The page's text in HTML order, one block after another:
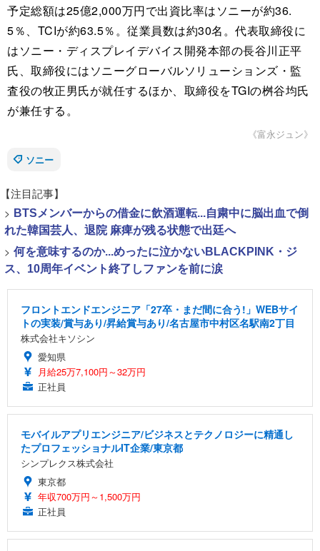
予定総額は25億2,000万円で出資比率はソニーが約36.
5％、TCIが約63.5％。従業員数は約30名。代表取締役に
はソニー・ディスプレイデバイス開発本部の長谷川正平
氏、取締役にはソニーグローバルソリューションズ・監
査役の牧正男氏が就任するほか、取締役をTGIの桝谷均氏
が兼任する。
《富永ジュン》
ソニー
【注目記事】
> BTSメンバーからの借金に飲酒運転...自粛中に脳出血で倒
れた韓国芸人、退院 麻痺が残る状態で出廷へ
> 何を意味するのか...めったに泣かないBLACKPINK・ジ
ス、10周年イベント終了しファンを前に涙
フロントエンドエンジニア「27卒・まだ間に合う!」WEBサイ
トの実装/賞与あり/昇給賞与あり/名古屋市中村区名駅南2丁目
株式会社キソシン
愛知県
月給25万7,100円～32万円
正社員
モバイルアプリエンジニア/ビジネスとテクノロジーに精通し
たプロフェッショナルIT企業/東京都
シンプレクス株式会社
東京都
年収700万円～1,500万円
正社員